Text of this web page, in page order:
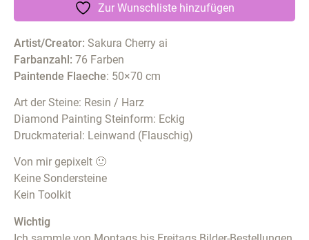
Zur Wunschliste hinzufügen
Artist/Creator: Sakura Cherry ai
Farbanzahl: 76 Farben
Paintende Flaeche: 50×70 cm
Art der Steine: Resin / Harz
Diamond Painting Steinform: Eckig
Druckmaterial: Leinwand (Flauschig)
Von mir gepixelt 🙂
Keine Sondersteine
Kein Toolkit
Wichtig